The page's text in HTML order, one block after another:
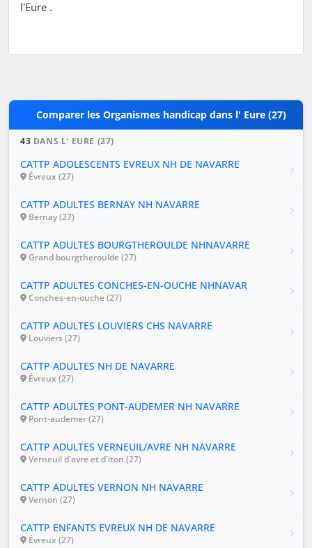
l'Eure .
Comparer les Organismes handicap dans l' Eure (27)
43 DANS L' EURE (27)
CATTP ADOLESCENTS EVREUX NH DE NAVARRE
Évreux (27)
CATTP ADULTES BERNAY NH NAVARRE
Bernay (27)
CATTP ADULTES BOURGTHEROULDE NHNAVARRE
Grand bourgtheroulde (27)
CATTP ADULTES CONCHES-EN-OUCHE NHNAVAR
Conches-en-ouche (27)
CATTP ADULTES LOUVIERS CHS NAVARRE
Louviers (27)
CATTP ADULTES NH DE NAVARRE
Évreux (27)
CATTP ADULTES PONT-AUDEMER NH NAVARRE
Pont-audemer (27)
CATTP ADULTES VERNEUIL/AVRE NH NAVARRE
Verneuil d'avre et d'iton (27)
CATTP ADULTES VERNON NH NAVARRE
Vernon (27)
CATTP ENFANTS EVREUX NH DE NAVARRE
Évreux (27)